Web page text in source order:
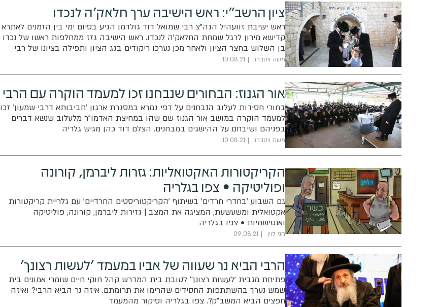
ציון הרשב"י: ראש הישיבה ערך חלאק'ה לנכדו
ראש ישיבת זוועהיל הגה"צ רבי שמואל דוד גולדמן הגיע בסיום ימי בין הזמנים לאתרא
קדישא מירון לרגל שמחת החלאק'ה לנכדו. ראש הישיבה גזז ממחלפות ראשו של נכדו
בן השלוש בחצר הציון ולאחר מכן נערכו ריקודים בגג הציון ותפילה בציונו של רבי
שמעון. הצלם דוד כהן מגיש גלריה
משה ויסברג 10.08.21
אור הגנוז: הבחורים שנבחנו זכו למעמד הוקרה עם הרבי
בחורי חסידות לעלוב הנבחנים על דפי גמרא במסגרת ארגון 'חביבותא דרבי שמעון' זכו
למעמד הוקרה במושב אור הגנוז שם שהו במחיצת האדמו"ר מלעלוב שנשא דברים
בפניהם ושיבחם על ההישגים במבחנים. הצלם דוד כהן מגיש גלריה
משה ויסברג 10.08.21
הקריקטורות האקטואליות: גזרות ליברמן, קורונה
ופוליטיקה • צפו בגלריה
גם השבוע 'בחדרי חרדים' בשיתוף 'הקריקטוריסטים החרדיים' עם גלריית קריקטורות
אקטואלית ומשעשעת, המציגה את המצב | גזירות ליברמן, קורונה, פוליטיקה
ואנטישמיות • צפו בגלריה
חני לוין 09.08.21
הרבי הביא נר שעווה של אביו במעמד 'לעשות רצונך'
פתיחת מגבית 'לעשות רצונך' לטובת בית המדרש קהל חוקי חיים שומרי אמונים בית
שמש נערך בהשתתפות החסידים שהרימו את תרומתם. איזה נר הביא הרבי? ואיזה
חפצים הביא המשב"ק?. צפו בגלריה וסיקור מהמעמד